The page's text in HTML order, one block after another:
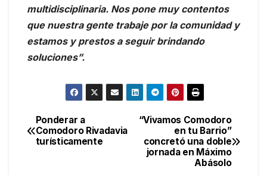
multidisciplinaria. Nos pone muy contentos
que nuestra gente trabaje por la comunidad y
estamos y prestos a seguir brindando
soluciones”.
Navegación
de
“Vivamos Comodoro
en tu Barrio”
concretó una doble
jornada en Máximo
Abásolo
Ponderar a
Comodoro Rivadavia
turísticamente